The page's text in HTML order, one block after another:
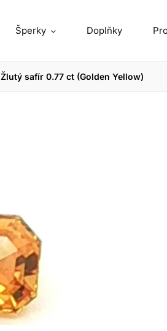
Šperky Doplňky
Žlutý safír 0.77 ct (Golden Yellow)